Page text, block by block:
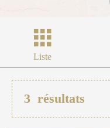
Liste
3 résultats